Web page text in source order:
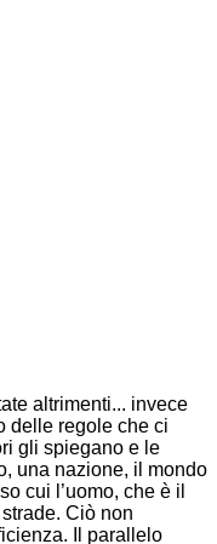
altrimenti... invece
delle regole che ci
gli spiegano e le
una nazione, il mondo
cui l’uomo, che è il
Ciò non
Il parallelo